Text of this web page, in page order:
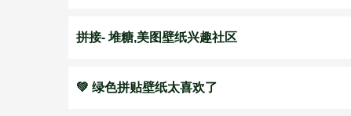
拼接- 堆糖,美图壁纸兴趣社区
💚 绿色拼贴壁纸太喜欢了